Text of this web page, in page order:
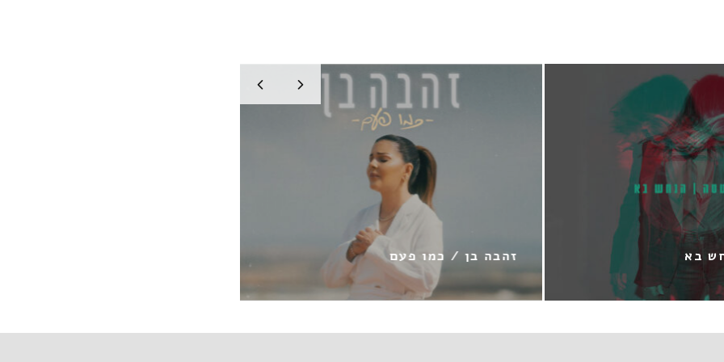
מתי כספי / עונת החלומות